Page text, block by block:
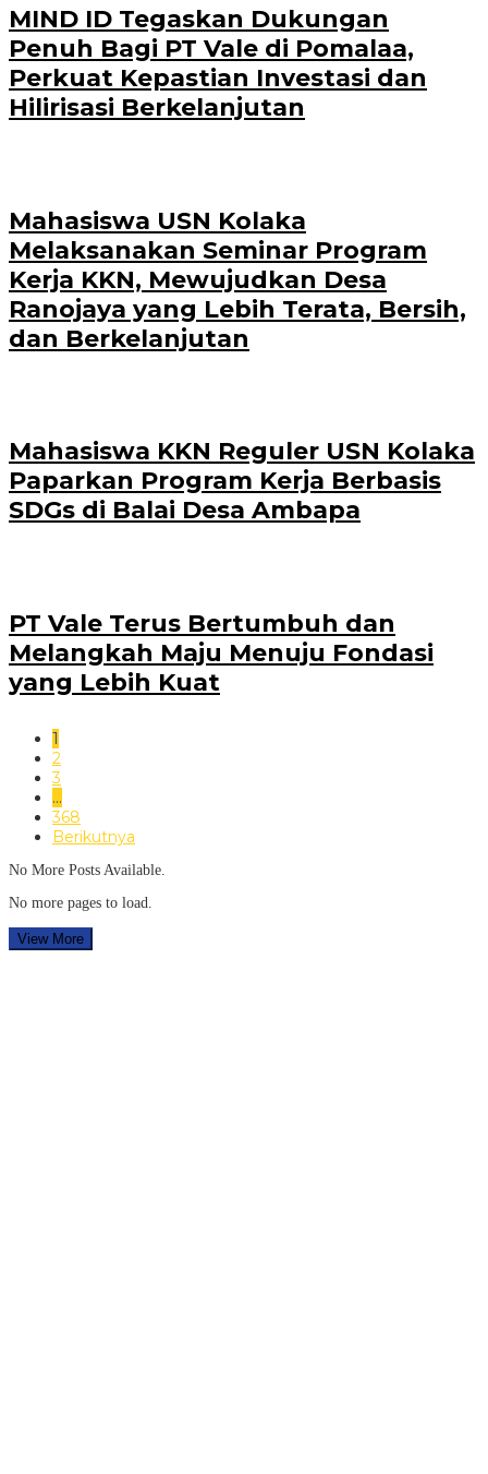
MIND ID Tegaskan Dukungan
Penuh Bagi PT Vale di Pomalaa,
Perkuat Kepastian Investasi dan
Hilirisasi Berkelanjutan
Mahasiswa USN Kolaka
Melaksanakan Seminar Program
Kerja KKN, Mewujudkan Desa
Ranojaya yang Lebih Terata, Bersih,
dan Berkelanjutan
Mahasiswa KKN Reguler USN Kolaka
Paparkan Program Kerja Berbasis
SDGs di Balai Desa Ambapa
PT Vale Terus Bertumbuh dan
Melangkah Maju Menuju Fondasi
yang Lebih Kuat
1
2
3
…
368
Berikutnya
No More Posts Available.
No more pages to load.
View More